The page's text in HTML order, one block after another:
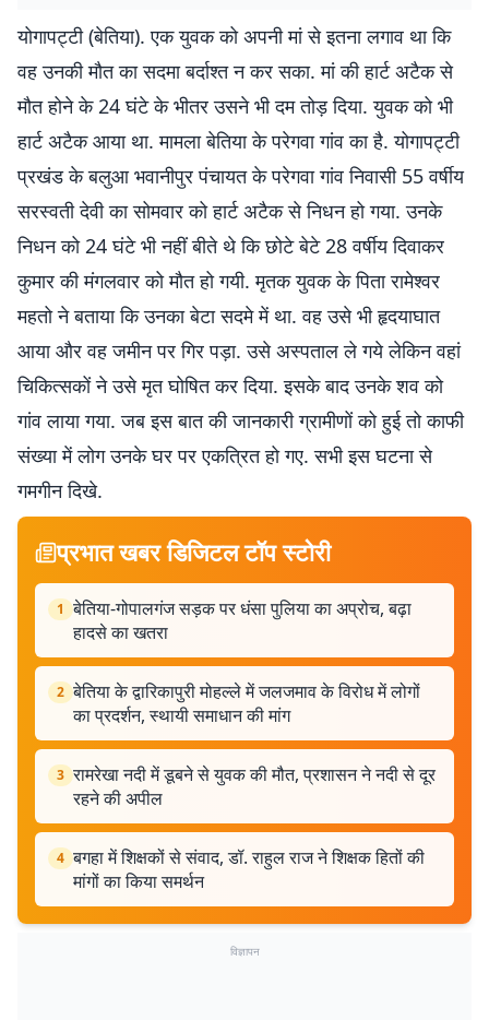
योगापट्टी (बेतिया). एक युवक को अपनी मां से इतना लगाव था कि
वह उनकी मौत का सदमा बर्दाश्त न कर सका. मां की हार्ट अटैक से
मौत होने के 24 घंटे के भीतर उसने भी दम तोड़ दिया. युवक को भी
हार्ट अटैक आया था. मामला बेतिया के परेगवा गांव का है. योगापट्टी
प्रखंड के बलुआ भवानीपुर पंचायत के परेगवा गांव निवासी 55 वर्षीय
सरस्वती देवी का सोमवार को हार्ट अटैक से निधन हो गया. उनके
निधन को 24 घंटे भी नहीं बीते थे कि छोटे बेटे 28 वर्षीय दिवाकर
कुमार की मंगलवार को मौत हो गयी. मृतक युवक के पिता रामेश्वर
महतो ने बताया कि उनका बेटा सदमे में था. वह उसे भी हृदयाघात
आया और वह जमीन पर गिर पड़ा. उसे अस्पताल ले गये लेकिन वहां
चिकित्सकों ने उसे मृत घोषित कर दिया. इसके बाद उनके शव को
गांव लाया गया. जब इस बात की जानकारी ग्रामीणों को हुई तो काफी
संख्या में लोग उनके घर पर एकत्रित हो गए. सभी इस घटना से
गमगीन दिखे.
प्रभात खबर डिजिटल टॉप स्टोरी
1 बेतिया-गोपालगंज सड़क पर धंसा पुलिया का अप्रोच, बढ़ा
हादसे का खतरा
2 बेतिया के द्वारिकापुरी मोहल्ले में जलजमाव के विरोध में लोगों
का प्रदर्शन, स्थायी समाधान की मांग
3 रामरेखा नदी में डूबने से युवक की मौत, प्रशासन ने नदी से दूर
रहने की अपील
4 बगहा में शिक्षकों से संवाद, डॉ. राहुल राज ने शिक्षक हितों की
मांगों का किया समर्थन
विज्ञापन